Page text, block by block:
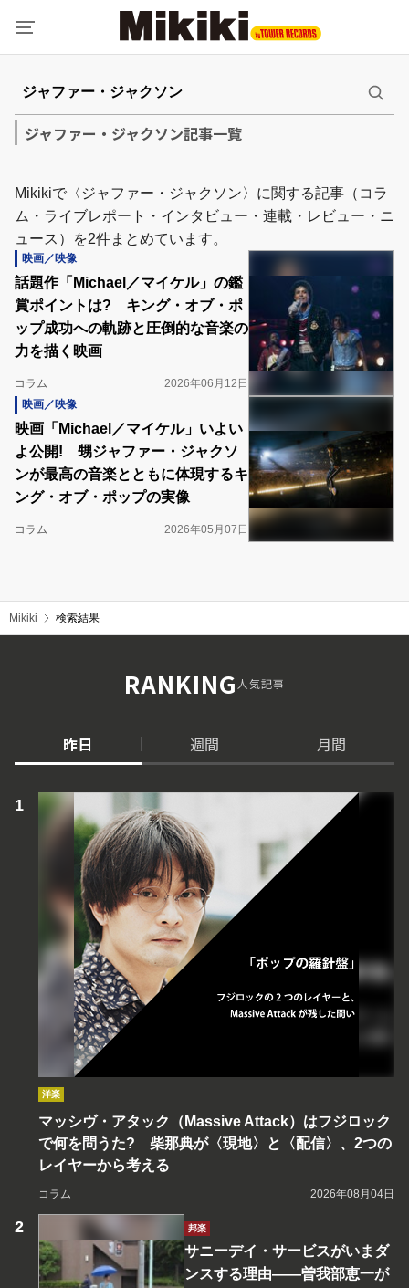
ジャファー・ジャクソン記事一覧
Mikikiで〈ジャファー・ジャクソン〉に関する記事（コラ
ム・ライブレポート・インタビュー・連載・レビュー・ニ
ュース）を2件まとめています。
映画／映像
話題作「Michael／マイケル」の鑑
賞ポイントは? キング・オブ・ポ
ップ成功への軌跡と圧倒的な音楽の
力を描く映画
コラム
2026年06月12日
映画／映像
映画「Michael／マイケル」いよい
よ公開! 甥ジャファー・ジャクソ
ンが最高の音楽とともに体現するキ
ング・オブ・ポップの実像
コラム 2026年05月07日
Mikiki 検索結果
RANKING人気記事
昨日 週間 月間
洋楽
マッシヴ・アタック（Massive Attack）はフジロック
で何を問うた? 柴那典が〈現地〉と〈配信〉、2つの
レイヤーから考える
コラム 2026年08月04日
邦楽
サニーデイ・サービスがいまダ
ンスする理由――曽我部恵一が